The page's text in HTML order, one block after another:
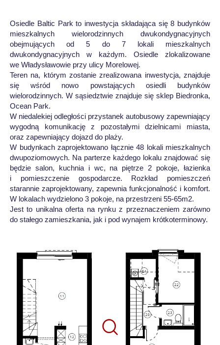
Osiedle Baltic Park to inwestycja składająca się 8 budynków
mieszkalnych wielorodzinnych dwukondygnacyjnych
obejmujących od 5 do 7 lokali mieszkalnych
dwukondygnacyjnych w każdym. Osiedle zlokalizowane
we Władysławowie przy ulicy Morelowej.
Teren na, którym zostanie zrealizowana inwestycja, znajduje
się wśród nowo powstających osiedli budynków
wielorodzinnych. W sąsiedztwie znajduje się sklep Biedronka,
Ocean Park.
W niedalekiej odległości przystanek autobusowy zapewniający
wygodną komunikację z pozostałymi dzielnicami miasta,
oraz zapewniający dojazd do plaży.
W budynkach zaprojektowano łącznie 48 lokali mieszkalnych
dwupoziomowych. Na parterze każdego lokalu znajdować się
będzie salon, kuchnia i wc, na piętrze 2 pokoje, łazienka
i pomieszczenie gospodarcze. Rozkład pomieszczeń
starannie zaprojektowany, zapewnia funkcjonalność i komfort.
W lokalach wydzielono 3 pokoje, na przestrzeni 55-65m2.
Jest to unikalna oferta na rynku z przeznaczeniem zarówno
do stałego zamieszkania, jak i pod wynajem krótkoterminowy.